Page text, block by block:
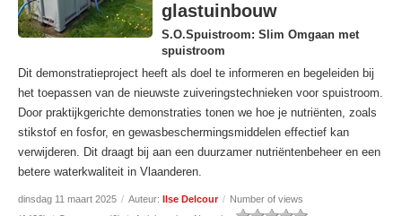
glastuinbouw
S.O.Spuistroom: Slim Omgaan met
spuistroom
Dit demonstratieproject heeft als doel te informeren en begeleiden bij
het toepassen van de nieuwste zuiveringstechnieken voor spuistroom.
Door praktijkgerichte demonstraties tonen we hoe je nutriënten, zoals
stikstof en fosfor, en gewasbeschermingsmiddelen effectief kan
verwijderen. Dit draagt bij aan een duurzamer nutriëntenbeheer en een
betere waterkwaliteit in Vlaanderen.
dinsdag 11 maart 2025 / Auteur: Ilse Delcour / Number of views